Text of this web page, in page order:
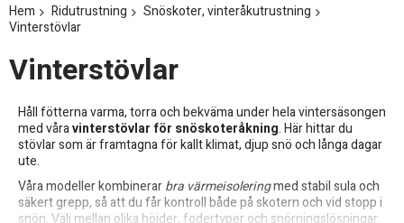
Hem Ridutrustning
Snöskoter, vinteråkutrustning
Vinterstövlar
Vinterstövlar
Håll fötterna varma, torra och bekväma under hela vintersäsongen
med våravinterstövlar för snöskoteråkning. Här hittar du
stövlar som är framtagna för kallt klimat, djup snö och långa dagar
ute.
Våra modeller kombinerarbra värmeisoleringmed stabil sula och
säkert grepp, så att du får kontroll både på skotern och vid stopp i
snön. Välj mellan olika höjder, fodertyper och snörningslösningar